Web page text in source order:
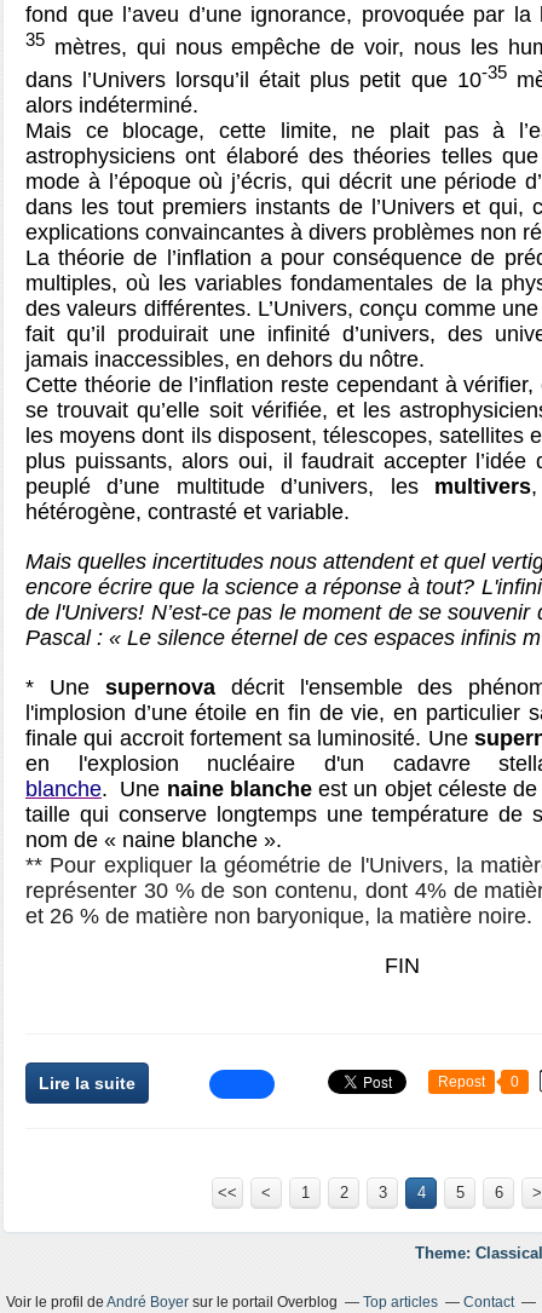
fond que l’aveu d’une ignorance, provoquée par
35 mètres, qui nous empêche de voir, nous les
dans l’Univers lorsqu’il était plus petit que 10-35
alors indéterminé.
Mais ce blocage, cette limite, ne plait pas à
astrophysiciens ont élaboré des théories telles
mode à l’époque où j’écris, qui décrit une période
dans les tout premiers instants de l’Univers et qui,
explications convaincantes à divers problèmes non
La théorie de l’inflation a pour conséquence de
multiples, où les variables fondamentales de la
des valeurs différentes. L’Univers, conçu comme
fait qu’il produirait une infinité d’univers, des
jamais inaccessibles, en dehors du nôtre.
Cette théorie de l’inflation reste cependant à
se trouvait qu’elle soit vérifiée, et les
les moyens dont ils disposent, télescopes, satellites
plus puissants, alors oui, il faudrait accepter l’idée
peuplé d’une multitude d’univers, les multivers,
hétérogène, contrasté et variable.
Mais quelles incertitudes nous attendent et quel
encore écrire que la science a réponse à tout?
de l'Univers! N’est-ce pas le moment de se
Pascal : « Le silence éternel de ces espaces infinis
* Une supernovadécrit l'ensemble des
l'implosion d’une étoile en fin de vie, en particulier
finale qui accroit fortement sa luminosité. Une
en l'explosion nucléaire d'un cadavre
blanche. Une naine blancheest un objet céleste
taille qui conserve longtemps une température de
nom de « naine blanche ».
** Pour expliquer la géométrie de l'Univers, la
représenter 30 % de son contenu, dont 4% de
et 26 % de matière non baryonique, la matière noire.
FIN
Lire la suite Repost 0
<< < 1 2 3 4 5 6 >
Theme:
Voir le profil de André Boyer sur le portail Overblog Top articles Contact